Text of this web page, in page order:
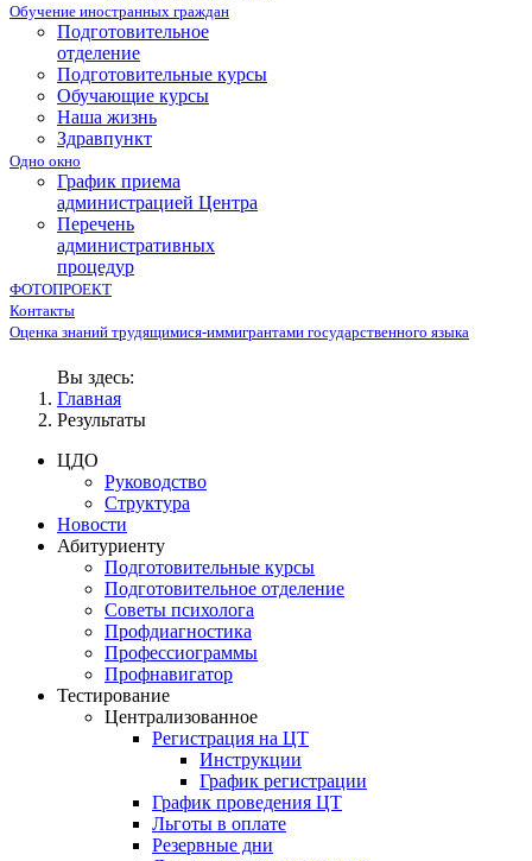
Обучение иностранных граждан
Подготовительное
отделение
Подготовительные курсы
Обучающие курсы
Наша жизнь
Здравпункт
Одно окно
График приема
администрацией Центра
Перечень
административных
процедур
ФОТОПРОЕКТ
Контакты
Оценка знаний трудящимися-иммигрантами государственного языка
Вы здесь:
Главная
Результаты
ЦДО
Руководство
Структура
Новости
Абитуриенту
Подготовительные курсы
Подготовительное отделение
Советы психолога
Профдиагностика
Профессиограммы
Профнавигатор
Тестирование
Централизованное
Регистрация на ЦТ
Инструкции
График регистрации
График проведения ЦТ
Льготы в оплате
Резервные дни